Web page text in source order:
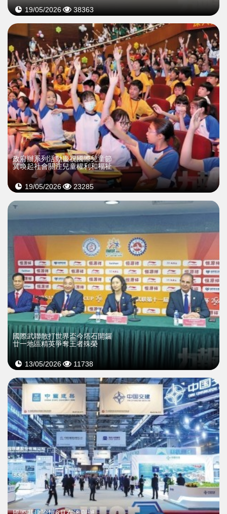
19/05/2026 38363
政府辦系列活動慶祝國際兒童節
冀喚起社會關注兒童權利和福祉
19/05/2026 23285
國際武聯散打世界盃今塔石開鑼
廿一地區精英爭奪王者殊榮
13/05/2026 11738